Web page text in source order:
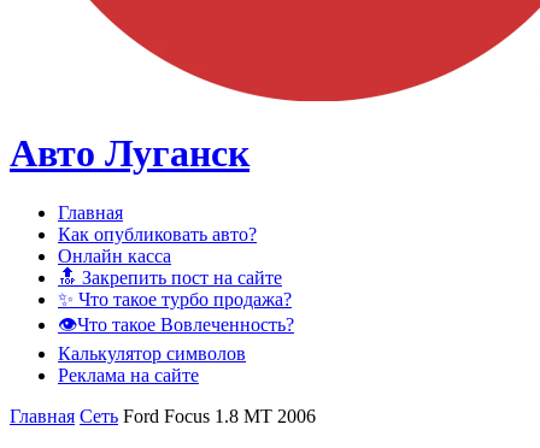
Авто Луганск
Главная
Как опубликовать авто?
Онлайн касса
🔝 Закрепить пост на сайте
✨ Что такое турбо продажа?
👁️Что такое Вовлеченность?
Калькулятор символов
Реклама на сайте
Главная Сеть Ford Focus 1.8 MT 2006